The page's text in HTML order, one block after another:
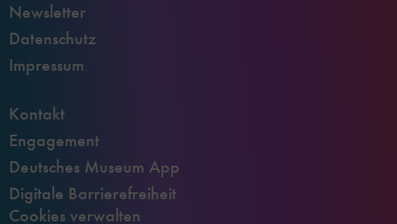
Newsletter
Datenschutz
Impressum
Kontakt
Engagement
Deutsches Museum App
Digitale Barrierefreiheit
Cookies verwalten